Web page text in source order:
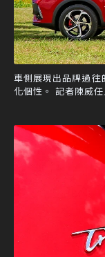
車側展現出品牌過
化個性。 記者陳威